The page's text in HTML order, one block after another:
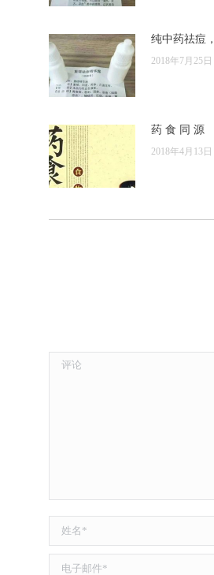
纯中药祛痘
2018年7月25日
药 食 同 源
2018年4月13日
评论
姓名 *
电子邮件 *